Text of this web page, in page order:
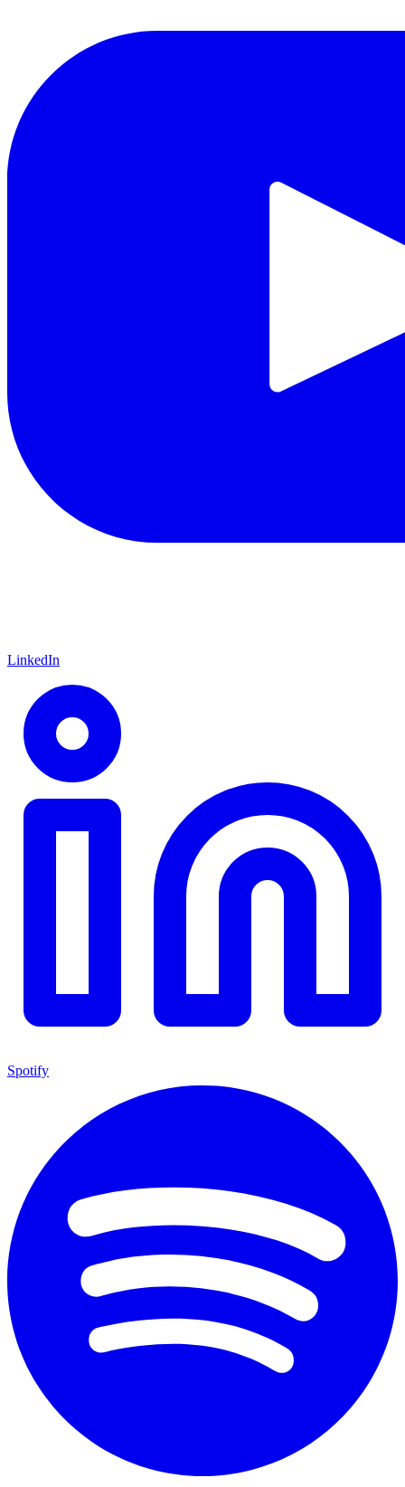
LinkedIn
Spotify